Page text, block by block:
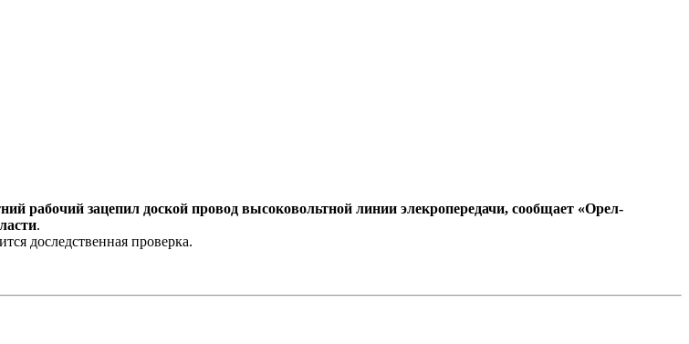
рабочий зацепил доской провод высоковольтной линии элекропередачи, сообщает «Орел-
.
доследственная проверка.